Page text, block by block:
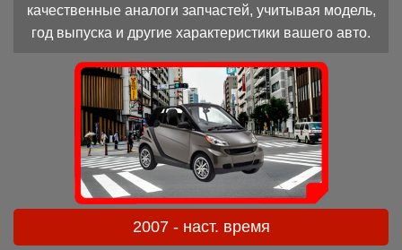
качественные аналоги запчастей, учитывая модель,
год выпуска и другие характеристики вашего авто.
2007 - наст. время